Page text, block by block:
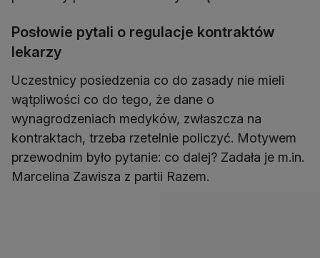
Posłowie pytali o regulacje kontraktów
lekarzy
Uczestnicy posiedzenia co do zasady nie mieli
wątpliwości co do tego, że dane o
wynagrodzeniach medyków, zwłaszcza na
kontraktach, trzeba rzetelnie policzyć. Motywem
przewodnim było pytanie: co dalej? Zadała je m.in.
Marcelina Zawisza z partii Razem.